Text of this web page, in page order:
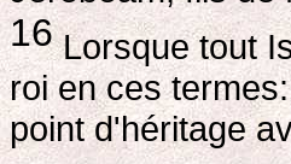
16Lorsque tout
roi en ces
point d'héritage